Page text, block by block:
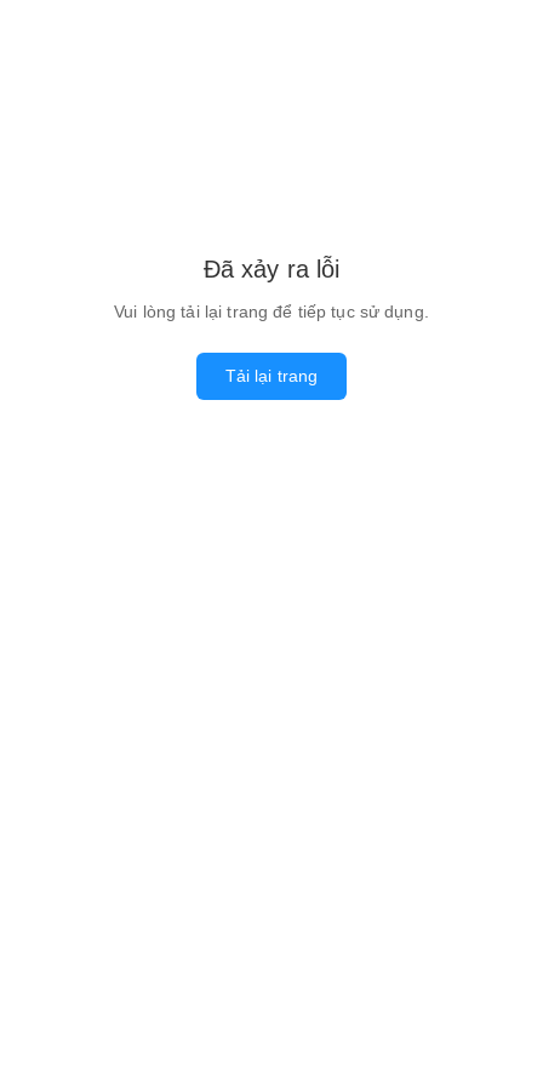
Đã xảy ra lỗi
Vui lòng tải lại trang để tiếp tục sử dụng.
Tải lại trang